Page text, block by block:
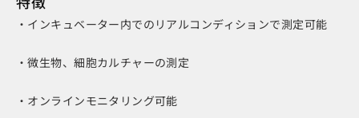
・インキュベーター内でのリアルコンディションで測定可能
・微生物、細胞カルチャーの測定
・オンラインモニタリング可能